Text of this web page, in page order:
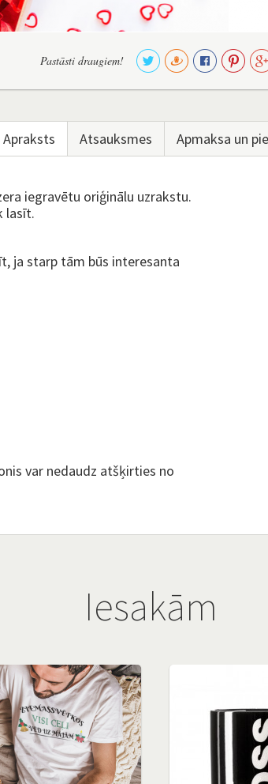
Pastāsti draugiem!
Apraksts Atsauksmes Apmaksa un
iegravētu oriģinālu uzrakstu.
lasīt.
ja starp tām būs interesanta
var nedaudz atšķirties no
Iesakām